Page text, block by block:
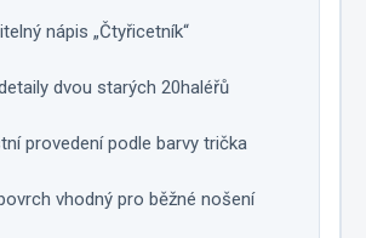
nápis „Čtyřicetník“
dvou starých 20haléřů
provedení podle barvy trička
vhodný pro běžné nošení